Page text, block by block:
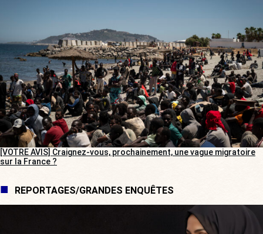
[VOTRE AVIS] Craignez-vous, prochainement, une vague migratoire
sur la France ?
REPORTAGES/GRANDES ENQUÊTES